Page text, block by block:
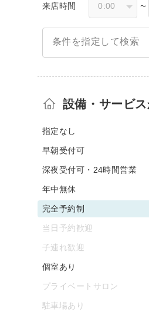
来店時間 〜
条件を指定して検索
設備・サービ
指定なし
早朝受付可
深夜受付可・24時間営業
年中無休
完全予約制
当日予約歓迎
子連れ歓迎
個室あり
プライベートサロン
駐車場あり